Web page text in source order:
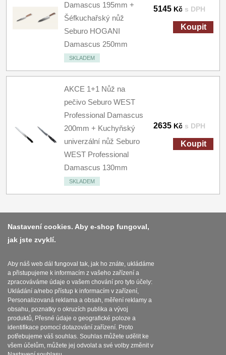
Damascus 195mm +
Šéfkuchařský nůž
Seburo HOGANI
Damascus 250mm
SKLADEM
5145 Kč s DPH
Koupit
AKCE 1+1 Nůž na
pečivo Seburo WEST
Professional Damascus
200mm + Kuchyňský
univerzální nůž Seburo
WEST Professional
Damascus 130mm
SKLADEM
2635 Kč s DPH
Koupit
Platba a dodávka
Obchodní podmínky
Zasady zpracovani osobnich udaju
Reklamační řád
Nastavení cookies. Aby e-shop fungoval,
jak jste zvyklí.
Aby náš web dál fungoval tak, jak ho znáte, ukládáme
a přistupujeme k informacím z vašeho zařízení a
zpracováváme údaje o vašem chování pro tyto účely:
Ukládání a/nebo přístup k informacím v zařízení,
Personalizovaná reklama a obsah, měření reklamy a
obsahu, poznatky o okruzích publika a vývoj
produktů, Přesné údaje o geografické poloze a
identifikace pomocí dotazování zařízení. Proto
potřebujeme váš souhlas. Souhlas můžete udělit ke
všem účelům, můžete jej odvolat a své volby změnit v